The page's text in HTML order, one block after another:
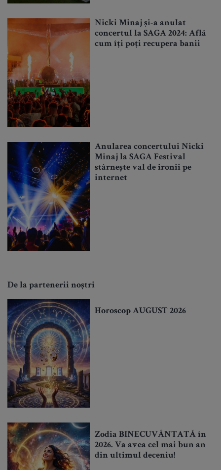
Nicki Minaj și-a anulat
concertul la SAGA 2024: Află
cum îți poți recupera banii
Anularea concertului Nicki
Minaj la SAGA Festival
stârnește val de ironii pe
internet
De la partenerii noștri
Horoscop AUGUST 2026
Zodia BINECUVÂNTATĂ în
2026. Va avea cel mai bun an
din ultimul deceniu!